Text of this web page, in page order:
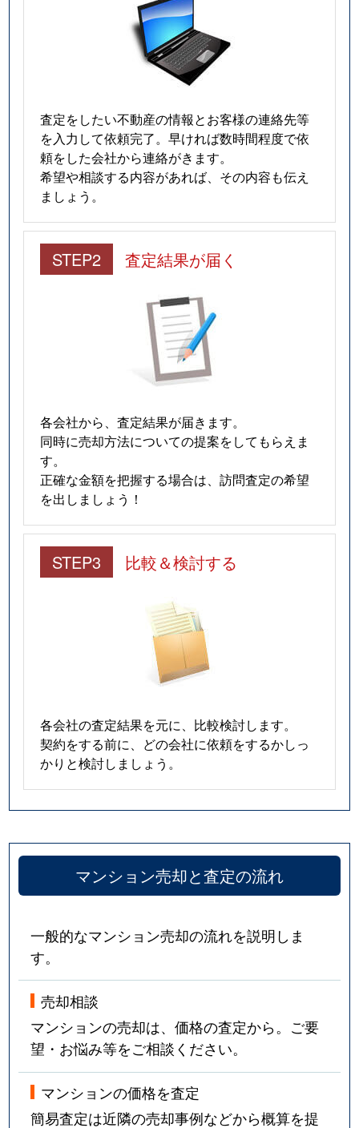
査定をしたい不動産の情報とお客様の連絡先等
を入力して依頼完了。早ければ数時間程度で依
頼をした会社から連絡がきます。
希望や相談する内容があれば、その内容も伝え
ましょう。
STEP2 査定結果が届く
各会社から、査定結果が届きます。
同時に売却方法についての提案をしてもらえま
す。
正確な金額を把握する場合は、訪問査定の希望
を出しましょう！
STEP3 比較＆検討する
各会社の査定結果を元に、比較検討します。
契約をする前に、どの会社に依頼をするかしっ
かりと検討しましょう。
マンション売却と査定の流れ
一般的なマンション売却の流れを説明しま
す。
売却相談
マンションの売却は、価格の査定から。ご要
望・お悩み等をご相談ください。
マンションの価格を査定
簡易査定は近隣の売却事例などから概算を提